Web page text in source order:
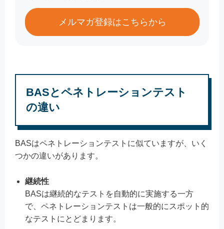
メルマガ登録はこちらから
BASとペネトレーションテスト
の違い
BASはペネトレーションテストに似ていますが、いく
つかの違いがあります。
継続性
BASは継続的なテストを自動的に実施する一方
で、ペネトレーションテストは一般的にスポット的
なテストにとどまります。